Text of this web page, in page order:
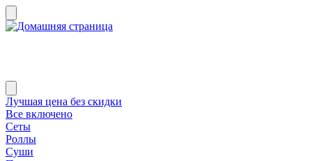
Лучшая цена без скидки
Все включено
Сеты
Роллы
Суши